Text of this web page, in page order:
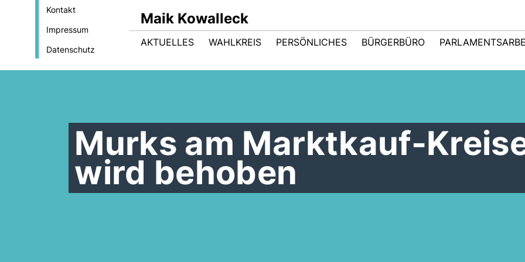
Kontakt
Impressum
Datenschutz
Maik Kowalleck
AKTUELLES WAHLKREIS PERSÖNLICHES BÜRGERBÜRO
Murks am Marktkauf-
wird behoben